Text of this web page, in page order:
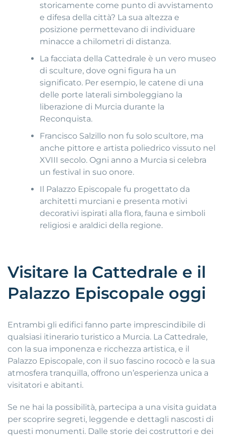
storicamente come punto di avvistamento
e difesa della città? La sua altezza e
posizione permettevano di individuare
minacce a chilometri di distanza.
La facciata della Cattedrale è un vero museo
di sculture, dove ogni figura ha un
significato. Per esempio, le catene di una
delle porte laterali simboleggiano la
liberazione di Murcia durante la
Reconquista.
Francisco Salzillo non fu solo scultore, ma
anche pittore e artista poliedrico vissuto nel
XVIII secolo. Ogni anno a Murcia si celebra
un festival in suo onore.
Il Palazzo Episcopale fu progettato da
architetti murciani e presenta motivi
decorativi ispirati alla flora, fauna e simboli
religiosi e araldici della regione.
Visitare la Cattedrale e il
Palazzo Episcopale oggi
Entrambi gli edifici fanno parte imprescindibile di
qualsiasi itinerario turistico a Murcia. La Cattedrale,
con la sua imponenza e ricchezza artistica, e il
Palazzo Episcopale, con il suo fascino rococò e la sua
atmosfera tranquilla, offrono un’esperienza unica a
visitatori e abitanti.
Se ne hai la possibilità, partecipa a una visita guidata
per scoprire segreti, leggende e dettagli nascosti di
questi monumenti. Dalle storie dei costruttori e dei